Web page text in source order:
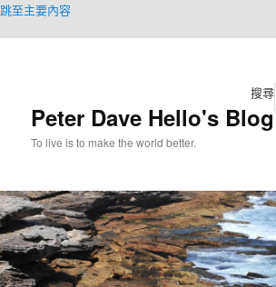
跳至主要內容
Peter Dave Hello's Blog
To live is to make the world better.
搜尋